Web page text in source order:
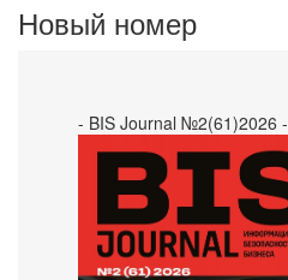
Новый номер
- BIS Journal №2(61)2026 -